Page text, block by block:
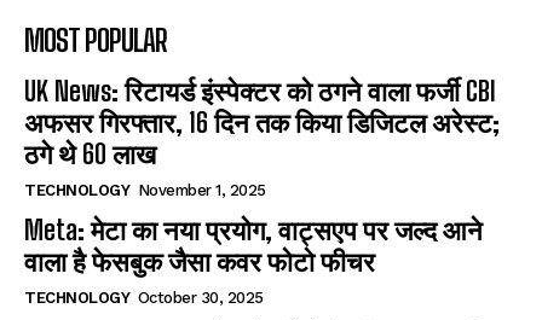
MOST POPULAR
UK News: रिटायर्ड इंस्पेक्टर को ठगने वाला फर्जी CBI
अफसर गिरफ्तार, 16 दिन तक किया डिजिटल अरेस्ट;
ठगे थे 60 लाख
TECHNOLOGY November 1, 2025
Meta: मेटा का नया प्रयोग, वाट्सएप पर जल्द आने
वाला है फेसबुक जैसा कवर फोटो फीचर
TECHNOLOGY October 30, 2025